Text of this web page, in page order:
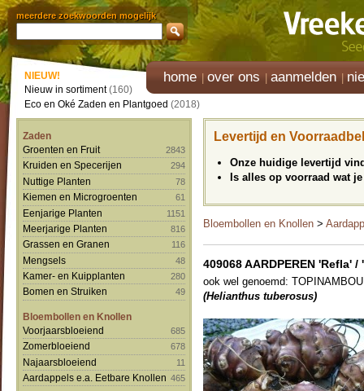
meerdere zoekwoorden mogelijk
home over ons aanmelden
NIEUW!
Nieuw in sortiment(160)
Eco en Oké Zaden en Plantgoed (2018)
Zaden
Groenten en Fruit
2843
Kruiden en Specerijen 294
Nuttige Planten 78
Kiemen en Microgroenten 61
Eenjarige Planten 1151
Meerjarige Planten 816
Grassen en Granen 116
Mengsels 48
Kamer- en Kuipplanten 280
Bomen en Struiken 49
Bloembollen en Knollen
Voorjaarsbloeiend
685
Zomerbloeiend 678
Najaarsbloeiend 11
Aardappels e.a. Eetbare Knollen 465
Levertijd en
Onze huidige levertijd
Is alles op voorraad wat
Bloembollen en Knollen >
409068 AARDPEREN 'Refla' /
ook wel genoemd:
(Helianthus tuberosus)